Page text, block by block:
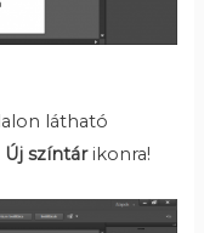
látható
Új színtárikonra!